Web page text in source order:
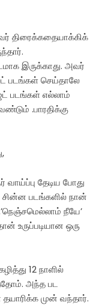
திரைக்கதையாக்கிக்
இருக்காது. அவர்
படங்கள் செய்தாலே
படங்கள் எல்லாம்
.பாரதிக்கு
வாய்ப்பு தேடிய போது
படங்களில் நான்
நீயே’
உருப்படியான ஒரு
12 நாளில்
அந்த பட
முன் வந்தார்.